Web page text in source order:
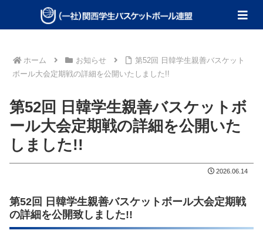
ホーム お知らせ
第52回 日韓学生親善バスケット
ボール大会定期戦の詳細を公開いたしました!!
第52回 日韓学生親善バスケットボ
ール大会定期戦の詳細を公開いた
しました!!
2026.06.14
第52回 日韓学生親善バスケットボール大会定期戦
の詳細を公開致しました!!